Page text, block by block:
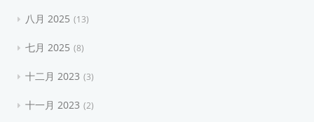
八月 2025 13
七月 2025 8
十二月 2023 3
十一月 2023 2